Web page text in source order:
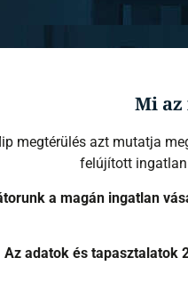
Mi
megtérülés azt mutatja
felújított
a magán ingatlan
Az adatok és tapasztalatok